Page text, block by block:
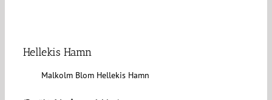
Hellekis Hamn
Malkolm Blom Hellekis Hamn